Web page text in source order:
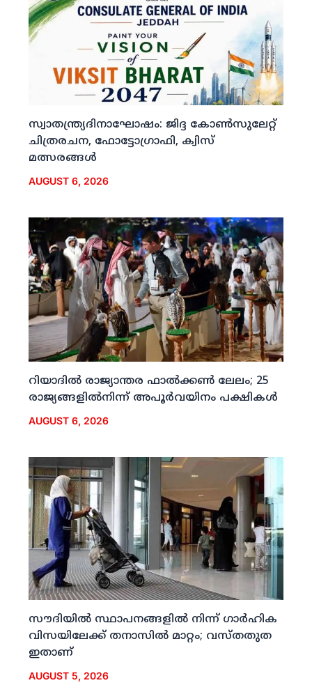
സ്വാതന്ത്ര്യദിനാഘോഷം: ജിദ്ദ കോണ്‍സുലേറ്റ്
ചിത്രരചന, ഫോട്ടോഗ്രാഫി, ക്വിസ്
മത്സരങ്ങള്‍
AUGUST 6, 2026
റിയാദില്‍ രാജ്യാന്തര ഫാല്‍ക്കണ്‍ ലേലം; 25
രാജ്യങ്ങളില്‍നിന്ന് അപൂര്‍വയിനം പക്ഷികള്‍
AUGUST 6, 2026
സൗദിയില്‍ സ്ഥാപനങ്ങളില്‍ നിന്ന് ഗാര്‍ഹിക
വിസയിലേക്ക് തനാസില്‍ മാറ്റം; വസ്തതുത
ഇതാണ്
AUGUST 5, 2026